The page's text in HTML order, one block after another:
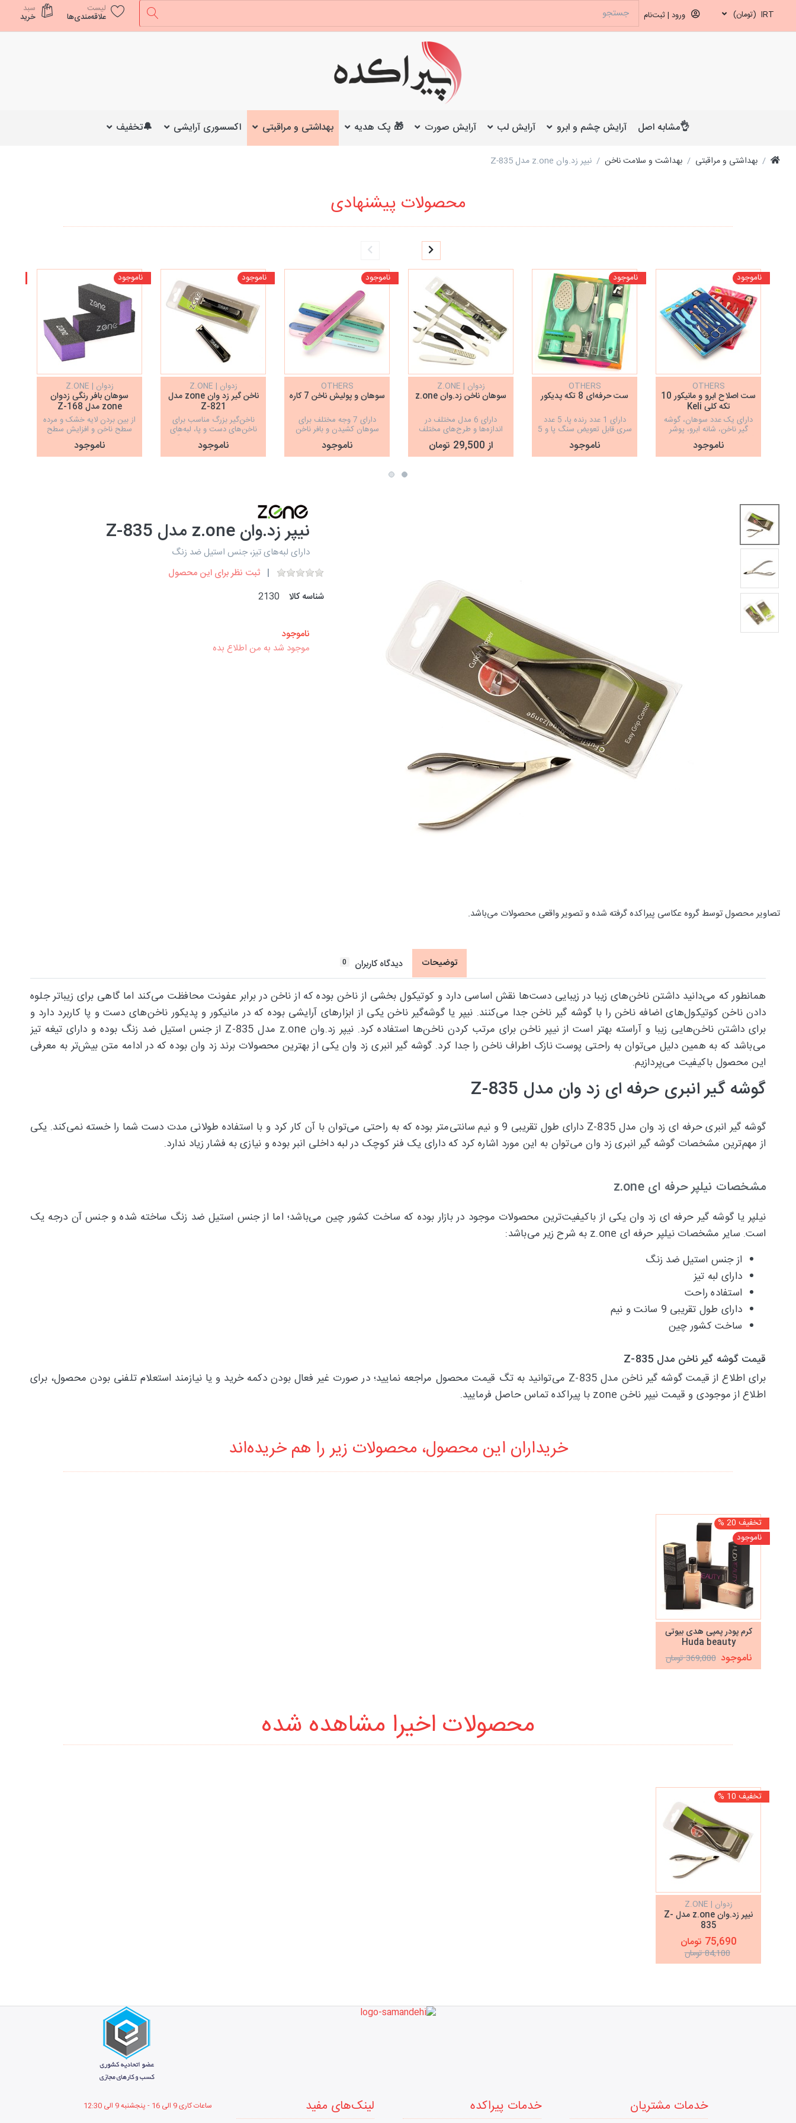
IRT (تومان) ورود | ثبت‌نام
لیست
علاقه‌مندی‌ها
سبد
خرید
👌مشابه اصل آرایش چشم و ابرو آرایش لب آرایش صورت 🎁 پک هدیه بهداشتی و مراقبتی اکسسوری آرایشی 🔔تخفیف
بهداشتی و مراقبتی بهداشت و سلامت ناخن نیپر زد.وان z.one مدل Z-835
محصولات پیشنهادی
ناموجود
OTHERS
ست اصلاح ابرو و مانیکور 10
تکه کلی Keli
دارای یک عدد سوهان، گوشه
گیر ناخن، شانه ابرو، پوشر
کوتیکول، قیچی ابرو، موچین،
ناخن ‌گیر،شات سایه، تیغ ابرو و
سر یدکی تیغ ابرو
ناموجود
ناموجود
OTHERS
ست حرفه‌ای 8 تکه پدیکور
دارای 1 عدد رنده پا، 5 عدد
سری قابل تعویض سنگ پا و 5
عدد تیغ کف پا، 1 عدد گوشه
گیر ناخن, 1 عدد ناخن گیر, 1
ناموجود
زدوان | Z.ONE
سوهان ناخن زد.وان z.one
دارای 6 مدل مختلف در
اندازه‌ها و طرح‌های مختلف
از 29,500 تومان
ناموجود
OTHERS
سوهان و پولیش ناخن 7 کاره
دارای 7 وجه مختلف برای
سوهان کشیدن و بافر ناخن
ناموجود
ناموجود
زدوان | Z.ONE
ناخن گیر زد وان zone مدل
Z-821
ناخن‌گیر بزرگ مناسب برای
ناخن‌های دست و پا، لبه‌های
تیز از جنس فولاد ضد زنگ
ناموجود
ناموجود
زدوان | Z.ONE
سوهان بافر رنگی زدوان
zone مدل Z-168
از بین بردن لایه خشک و مرده
سطح ناخن و افزایش سطح
صیقلی ناخن
ناموجود
تصاویر محصول توسط گروه عکاسی پیراکده گرفته شده و تصویر واقعی محصولات می‌باشد.
نیپر زد.وان z.one مدل Z-835
دارای لبه‌های تیز، جنس استیل ضد زنگ
ثبت نظر برای این محصول
شناسه کالا
2130
ناموجود
موجود شد به من اطلاع بده
توضیحات دیدگاه کاربران 0
همانطور که می‌دانید داشتن ناخن‌های زیبا در زیبایی دست‌ها نقش اساسی دارد و کوتیکول بخشی از ناخن بوده که از ناخن در برابر عفونت محافظت می‌کند اما گاهی برای زیباتر جلوه
دادن ناخن کوتیکول‌های اضافه ناخن را با گوشه گیر ناخن جدا می‌کنند. نیپر یا گوشه‌گیر ناخن یکی از ابزارهای آرایشی بوده که در مانیکور و پدیکور ناخن‌های دست و پا کاربرد دارد و
برای داشتن ناخن‌هایی زیبا و آراسته بهتر است از نیپر ناخن برای مرتب کردن ناخن‌ها استفاده کرد. نیپر زد.وان z.one مدل Z-835 از جنس استیل ضد زنگ بوده و دارای تیغه تیز
می‌باشد که به همین دلیل می‌توان به راحتی پوست نازک اطراف ناخن را جدا کرد. ‌گوشه گیر انبری زد وان یکی از بهترین محصولات برند زد وان بوده که در ادامه متن بیش‌تر به معرفی
این محصول باکیفیت می‌پردازیم.
گوشه گیر انبری حرفه ای زد وان مدل Z-835
گوشه گیر انبری حرفه ای زد وان مدل Z-835 دارای طول تقریبی 9 و نیم سانتی‌متر بوده که به راحتی می‌توان با آن کار کرد و با استفاده طولانی مدت دست شما را خسته نمی‌کند. یکی
از مهم‌ترین مشخصات گوشه گیر انبری زد وان می‌توان به این مورد اشاره کرد که دارای یک فنر کوچک در لبه داخلی انبر بوده و نیازی به فشار زیاد ندارد.
مشخصات نیلپر حرفه ای z.one
نیلپر یا گوشه گیر حرفه ای زد وان یکی از باکیفیت‌ترین محصولات موجود در بازار بوده که ساخت کشور چین می‌باشد؛ اما از جنس استیل ضد زنگ ساخته شده و جنس آن درجه یک
است. سایر مشخصات نیلپر حرفه ای z.one به شرح زیر می‌باشد:
از جنس استیل ضد زنگ
دارای لبه تیز
استفاده راحت
دارای طول تقریبی 9 سانت و نیم
ساخت کشور چین
قیمت گوشه گیر ناخن مدل Z-835
برای اطلاع از قیمت گوشه گیر ناخن مدل Z-835 می‌توانید به تگ قیمت محصول مراجعه نمایید؛ در صورت غیر فعال بودن دکمه خرید و یا نیازمند استعلام تلفنی بودن محصول، برای
اطلاع از موجودی و قیمت نیپر ناخن zone با پیراکده تماس حاصل فرمایید.
خریداران این محصول، محصولات زیر را هم خریده‌اند
تخفیف 20 %
ناموجود
کرم پودر پمپی هدی بیوتی
Huda beauty
ناموجود 369,000 تومان
محصولات اخیرا مشاهده شده
تخفیف 10 %
زدوان | Z.ONE
نیپر زد.وان z.one مدل Z-
835
75,690 تومان
84,100 تومان
خدمات مشتریان خدمات پیراکده لینک‌های مفید ساعات کاری 9 الی 16 - پنجشنبه 9 الی 12 :30